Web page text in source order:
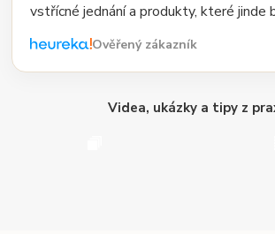
vstřícné jednání a produkty, které jinde
Ověřený zákazník
Videa, ukázky a tipy z